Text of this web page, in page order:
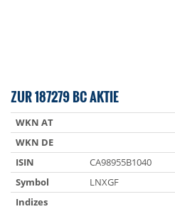
ZUR 187279 BC AKTIE
WKN AT
WKN DE
ISIN
CA98955B1040
Symbol
LNXGF
Indizes